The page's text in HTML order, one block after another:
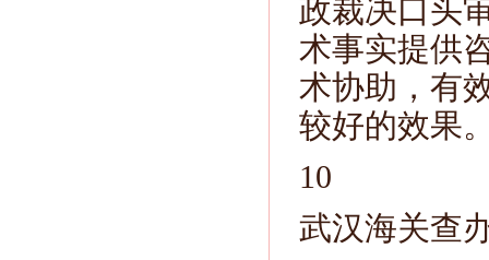
政裁决口头
术事实提供
术协助，有
较好的效果
10
武汉海关查